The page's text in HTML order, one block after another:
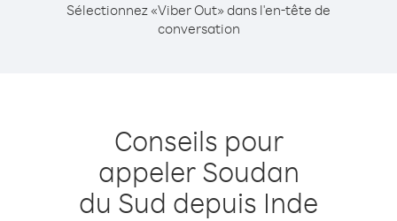
Sélectionnez «Viber Out» dans l'en-tête de
conversation
Conseils pour
appeler Soudan
du Sud depuis Inde